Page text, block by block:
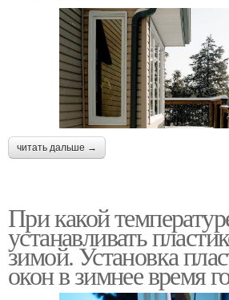
читать дальше →
При какой
устанавливать
зимой. Установка
окон в зимнее время